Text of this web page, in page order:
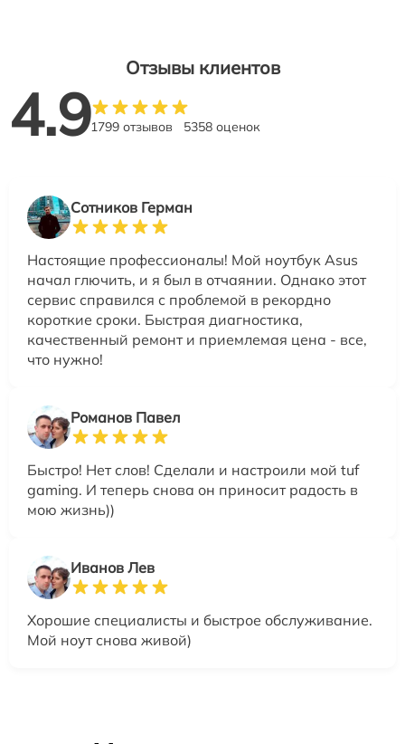
Отзывы клиентов
4.91799 отзывов 5358 оценок
Сотников Герман
Настоящие профессионалы! Мой ноутбук Asus
начал глючить, и я был в отчаянии. Однако этот
сервис справился с проблемой в рекордно
короткие сроки. Быстрая диагностика,
качественный ремонт и приемлемая цена - все,
что нужно!
Романов Павел
Быстро! Нет слов! Сделали и настроили мой tuf
gaming. И теперь снова он приносит радость в
мою жизнь))
Иванов Лев
Хорошие специалисты и быстрое обслуживание.
Мой ноут снова живой)